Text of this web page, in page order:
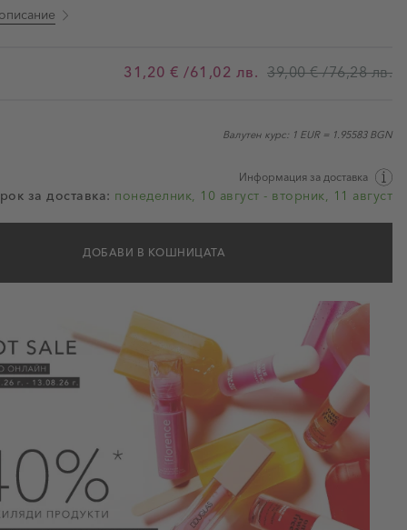
31,20 € /61,02 лв. 39,00 € /76,28 лв.
Валутен курс: 1 EUR = 1.95583 BGN
Информация за доставка
за доставка: понеделник, 10 август - вторник, 11 август
ДОБАВИ В КОШНИЦАТА